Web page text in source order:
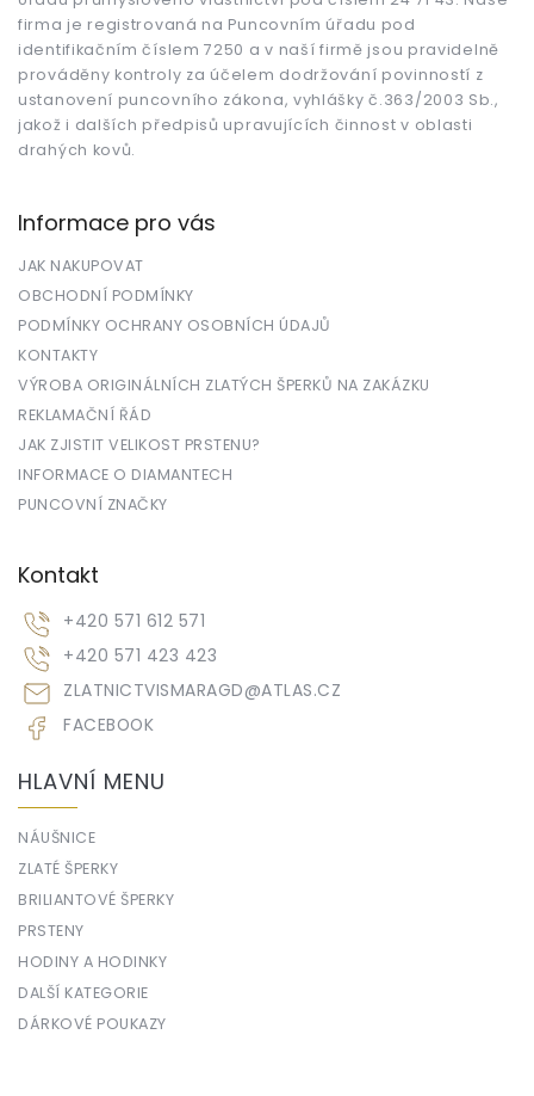
firma je registrovaná na Puncovním úřadu pod
identifikačním číslem 7250 a v naší firmě jsou pravidelně
prováděny kontroly za účelem dodržování povinností z
ustanovení puncovního zákona, vyhlášky č.363/2003 Sb.,
jakož i dalších předpisů upravujících činnost v oblasti
drahých kovů.
Informace pro vás
JAK NAKUPOVAT
OBCHODNÍ PODMÍNKY
PODMÍNKY OCHRANY OSOBNÍCH ÚDAJŮ
KONTAKTY
VÝROBA ORIGINÁLNÍCH ZLATÝCH ŠPERKŮ NA ZAKÁZKU
REKLAMAČNÍ ŘÁD
JAK ZJISTIT VELIKOST PRSTENU?
INFORMACE O DIAMANTECH
PUNCOVNÍ ZNAČKY
Kontakt
ZLATNICTVISMARAGD@ATLAS.CZ
+420 571 612 571
+420 571 423 423
FACEBOOK
HLAVNÍ MENU
NÁUŠNICE
ZLATÉ ŠPERKY
BRILIANTOVÉ ŠPERKY
PRSTENY
HODINY A HODINKY
DALŠÍ KATEGORIE
DÁRKOVÉ POUKAZY